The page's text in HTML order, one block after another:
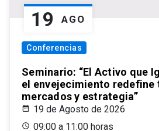
19 AGO
Conferencias
Seminario: “El Activo que
el envejecimiento redefine
mercados y estrategia”
19 de Agosto de 2026
09:00 a 11:00 horas